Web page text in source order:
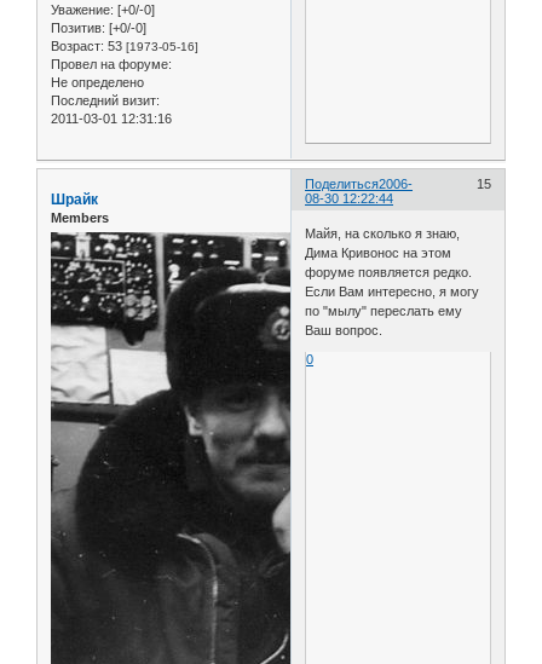
Уважение: [+0/-0]
Позитив: [+0/-0]
Возраст: 53 [1973-05-16]
Провел на форуме:
Не определено
Последний визит:
2011-03-01 12:31:16
Поделиться 15
2006-
08-30 12:22:44
Шрайк
Members
Майя, на сколько я знаю,
Дима Кривонос на этом
форуме появляется редко.
Если Вам интересно, я могу
по "мылу" переслать ему
Ваш вопрос.
0